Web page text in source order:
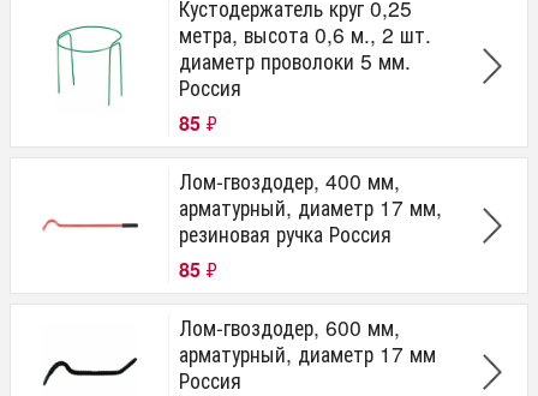
Кустодержатель круг 0,25
метра, высота 0,6 м., 2 шт.
диаметр проволоки 5 мм.
Россия
85 ₽
Лом-гвоздодер, 400 мм,
арматурный, диаметр 17 мм,
резиновая ручка Россия
85 ₽
Лом-гвоздодер, 600 мм,
арматурный, диаметр 17 мм
Россия